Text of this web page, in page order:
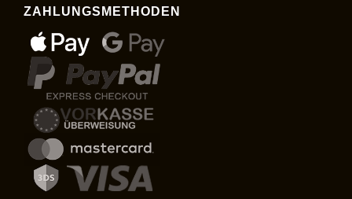
ZAHLUNGSMETHODEN